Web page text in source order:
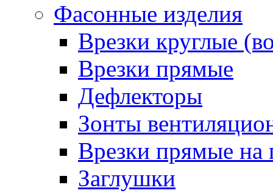
Фасонные изделия
Врезки круглые
Врезки прямые
Дефлекторы
Зонты
Врезки прямые на
Заглушки